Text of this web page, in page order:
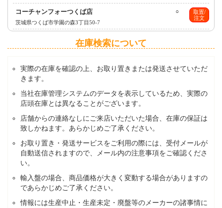
取置/
注文
○
コーチャンフォーつくば店
茨城県つくば市学園の森3丁目50-7
在庫検索について
実際の在庫を確認の上、お取り置きまたは発送させていただ
きます。
当社在庫管理システムのデータを表示しているため、実際の
店頭在庫とは異なることがございます。
店舗からの連絡なしにご来店いただいた場合、在庫の保証は
致しかねます。あらかじめご了承ください。
お取り置き・発送サービスをご利用の際には、受付メールが
自動送信されますので、メール内の注意事項をご確認くださ
い。
輸入盤の場合、商品価格が大きく変動する場合がありますの
であらかじめご了承ください。
情報には生産中止・生産未定・廃盤等のメーカーの諸事情に